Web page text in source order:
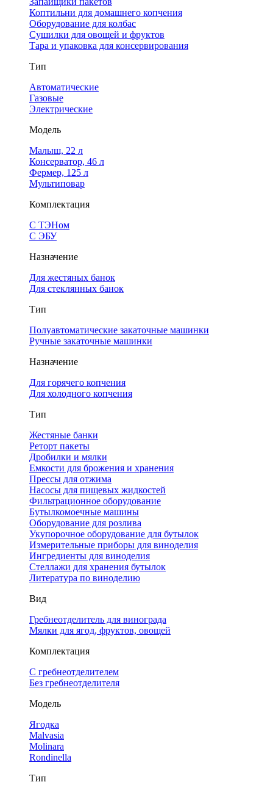
Коптильни для домашнего копчения
Оборудование для колбас
Сушилки для овощей и фруктов
Тара и упаковка для консервирования
Тип
Автоматические
Газовые
Электрические
Модель
Малыш, 22 л
Консерватор, 46 л
Фермер, 125 л
Мультиповар
Комплектация
С ТЭНом
С ЭБУ
Назначение
Для жестяных банок
Для стеклянных банок
Тип
Полуавтоматические закаточные машинки
Ручные закаточные машинки
Назначение
Для горячего копчения
Для холодного копчения
Тип
Жестяные банки
Реторт пакеты
Дробилки и мялки
Емкости для брожения и хранения
Прессы для отжима
Насосы для пищевых жидкостей
Фильтрационное оборудование
Бутылкомоечные машины
Оборудование для розлива
Укупорочное оборудование для бутылок
Измерительные приборы для виноделия
Ингредиенты для виноделия
Стеллажи для хранения бутылок
Литература по виноделию
Вид
Гребнеотделитель для винограда
Мялки для ягод, фруктов, овощей
Комплектация
С гребнеотделителем
Без гребнеотделителя
Модель
Ягодка
Malvasia
Molinara
Rondinella
Тип